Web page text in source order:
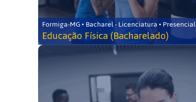
Formiga-MG • Bacharel - Licenciatura • Presencial
Educação Física (Bacharelado)